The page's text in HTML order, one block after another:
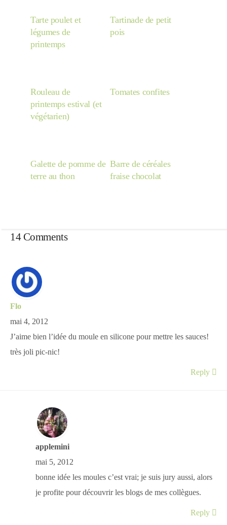
Tarte poulet et
légumes de
printemps
Tartinade de petit
pois
Rouleau de
printemps estival (et
végétarien)
Tomates confites
Galette de pomme de
terre au thon
Barre de céréales
fraise chocolat
14 Comments
Flo
mai 4, 2012
J’aime bien l’idée du moule en silicone pour mettre les sauces!
très joli pic-nic!
Reply
applemini
mai 5, 2012
bonne idée les moules c’est vrai; je suis jury aussi, alors
je profite pour découvrir les blogs de mes collègues.
Reply